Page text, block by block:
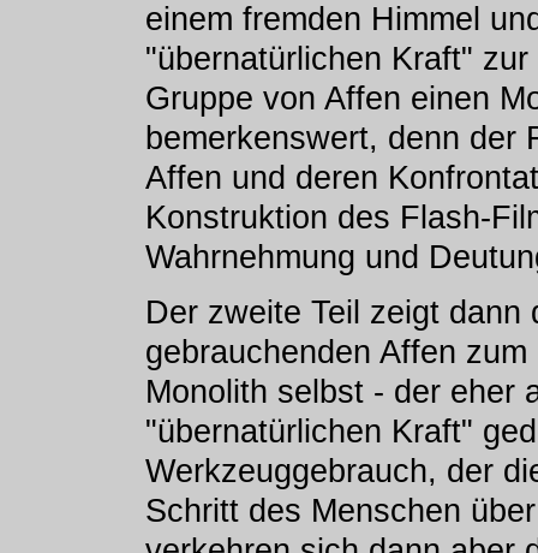
einem fremden Himmel
"übernatürlichen Kraft"
Gruppe von Affen einen
bemerkenswert, denn der
Affen und deren
Konstruktion des Flash-
Wahrnehmung und
Der zweite Teil zeigt
gebrauchenden Affen
Monolith selbst - der eher
"übernatürlichen Kraft"
Werkzeuggebrauch, der
Schritt des Menschen